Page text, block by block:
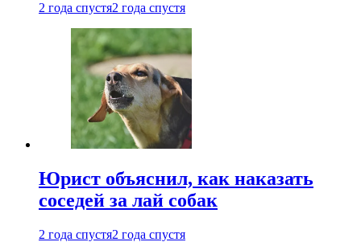
2 года спустя2 года спустя
Юрист объяснил, как наказать
соседей за лай собак
2 года спустя2 года спустя